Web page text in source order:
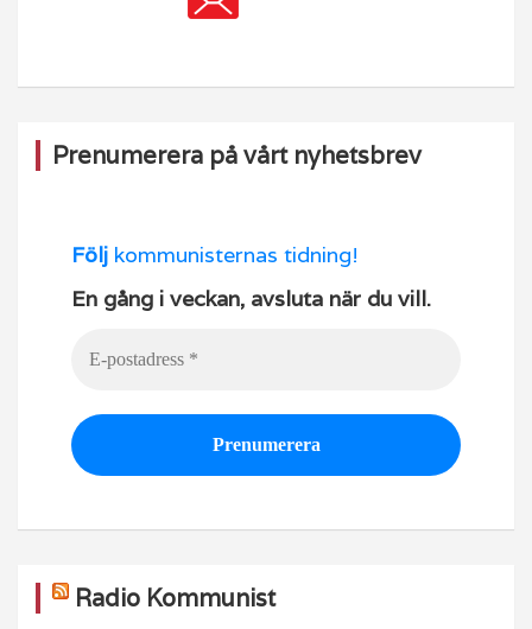
Prenumerera på vårt nyhetsbrev
Följ kommunisternas tidning!
En gång i veckan, avsluta när du vill.
Radio Kommunist